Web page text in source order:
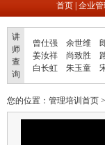
首页| 企业管
讲
师
查
询
曾仕强 余世维
姜汝祥
尚致胜
白长虹
朱玉童
您的位置： 管理培训首页 >